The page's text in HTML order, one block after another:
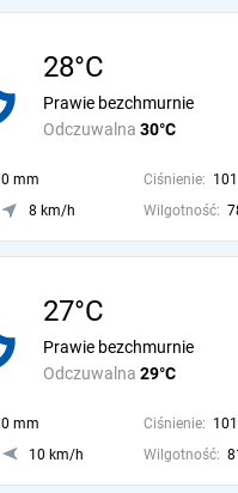
28°C
Odczuwalna 30°C
Prawie bezchmurnie
0 mm Ciśnienie:
8 km/h Wilgotność:
27°C
Odczuwalna 29°C
Prawie bezchmurnie
0 mm Ciśnienie:
10 km/h Wilgotność: